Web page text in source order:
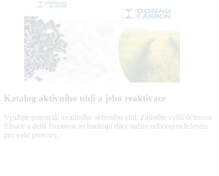
Katalog aktivního uhlí a jeho reaktivace
Využijte potenciál kvalitního aktivního uhlí. Zajistěte vyšší účinnost
filtrace a delší životnost technologií díky našim odborným řešením
pro vaše provozy.